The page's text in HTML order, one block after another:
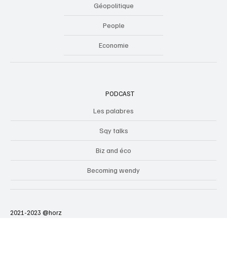
PODCAST
Les palabres
Sqy talks
Biz and éco
Becoming wendy
Géopolitique
People
Economie
2021-2023 @horz